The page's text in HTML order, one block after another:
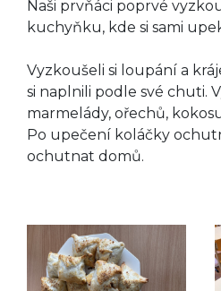
Naši prvňáci poprvé
kuchyňku, kde si sami
Vyzkoušeli si loupání a
si naplnili podle své chuti.
marmelády, ořechů,
Po upečení koláčky
ochutnat domů.